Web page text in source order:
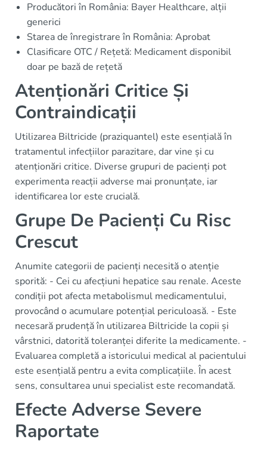
Producători în România: Bayer Healthcare, alții
generici
Starea de înregistrare în România: Aprobat
Clasificare OTC / Rețetă: Medicament disponibil
doar pe bază de rețetă
Atenționări Critice Și
Contraindicații
Utilizarea Biltricide (praziquantel) este esențială în
tratamentul infecțiilor parazitare, dar vine și cu
atenționări critice. Diverse grupuri de pacienți pot
experimenta reacții adverse mai pronunțate, iar
identificarea lor este crucială.
Grupe De Pacienți Cu Risc
Crescut
Anumite categorii de pacienți necesită o atenție
sporită: - Cei cu afecțiuni hepatice sau renale. Aceste
condiții pot afecta metabolismul medicamentului,
provocând o acumulare potențial periculoasă. - Este
necesară prudență în utilizarea Biltricide la copii și
vârstnici, datorită toleranței diferite la medicamente. -
Evaluarea completă a istoricului medical al pacientului
este esențială pentru a evita complicațiile. În acest
sens, consultarea unui specialist este recomandată.
Efecte Adverse Severe
Raportate